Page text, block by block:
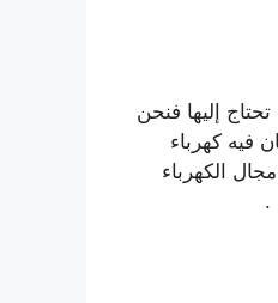
إليها فنحن
فيه كهرباء
الكهرباء
.